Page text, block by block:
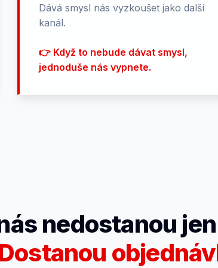
Dává smysl nás vyzkoušet jako další
kanál.
👉 Když to nebude dávat smysl,
jednoduše nás vypnete.
nedostanou